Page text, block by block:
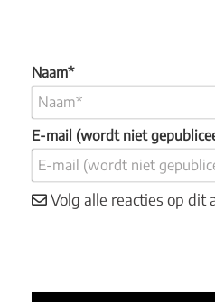
Naam*
E-mail (wordt niet
Volg alle reacties op dit